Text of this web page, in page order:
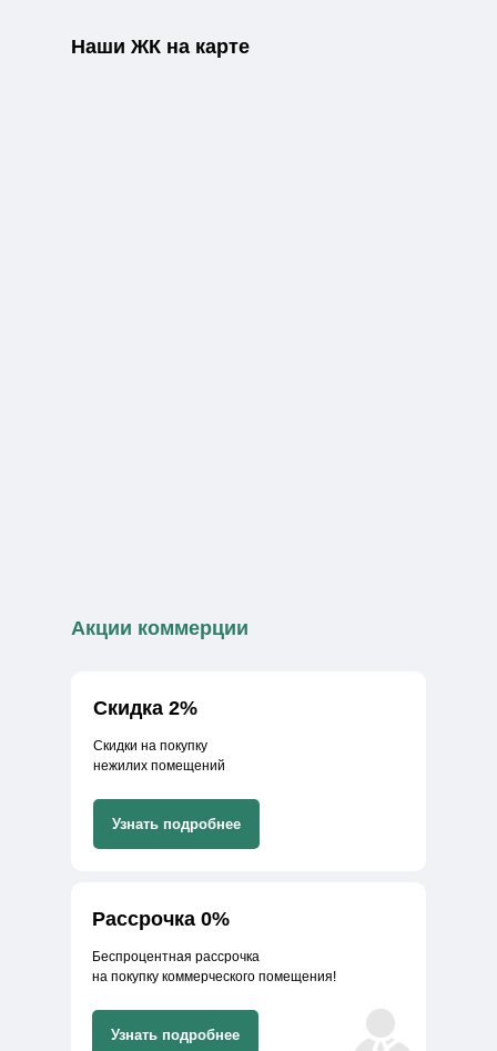
Наши ЖК на карте
Акции коммерции
Узнать подробнее
Рассрочка 0%
Беспроцентная рассрочка
на покупку коммерческого помещения!
Узнать подробнее
Скидка 2%
Скидки на покупку
нежилих помещений